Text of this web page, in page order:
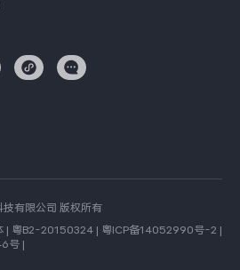
有限公司 版权所有
| 粤B2-20150324 | 粤ICP备14052990号-2 |
号 |